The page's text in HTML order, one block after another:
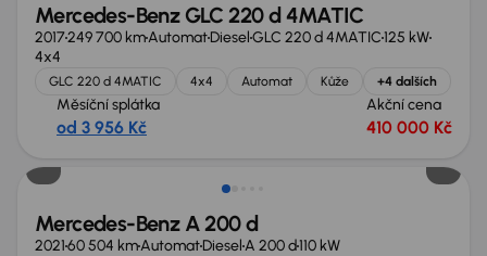
Mercedes-Benz GLC 220 d 4MATIC
2017249 700 kmAutomatDieselGLC 220 d 4MATIC125 kW
4x4
GLC 220 d 4MATIC 4x4 Automat Kůže +4 dalších
Měsíční splátka
od 3 956 Kč
Akční cena
410 000 Kč
Zlevněno o 70 000 Kč
Mercedes-Benz A 200 d
202160 504 kmAutomatDieselA 200 d110 kW